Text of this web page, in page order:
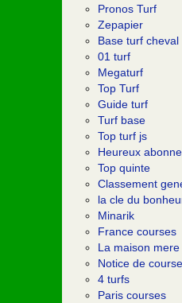
Pronos Turf
Zepapier
Base turf cheval
01 turf
Megaturf
Top Turf
Guide turf
Turf base
Top turf js
Heureux
Top quinte
Classement
la cle du
Minarik
France courses
La maison mere
Notice de course
4 turfs
Paris courses